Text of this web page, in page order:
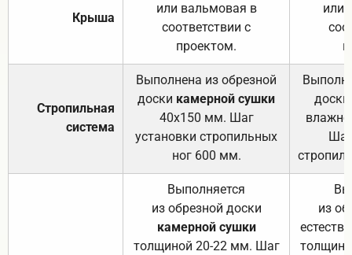
Крыша
или вальмовая в
соответствии с
проектом.
или
Стропильная
система
Выполнена из обрезной
доски камерной сушки
40х150 мм. Шаг
установки стропильных
ног 600 мм.
доски
Выполняется
из обрезной доски
камерной сушки
толщиной 20-22 мм. Шаг
из